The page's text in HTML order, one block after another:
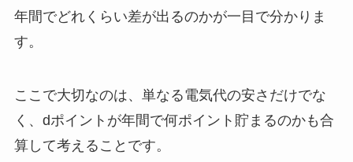
年間でどれくらい差が出るのかが一目で分かりま
す。
ここで大切なのは、単なる電気代の安さだけでな
く、dポイントが年間で何ポイント貯まるのかも合
算して考えることです。